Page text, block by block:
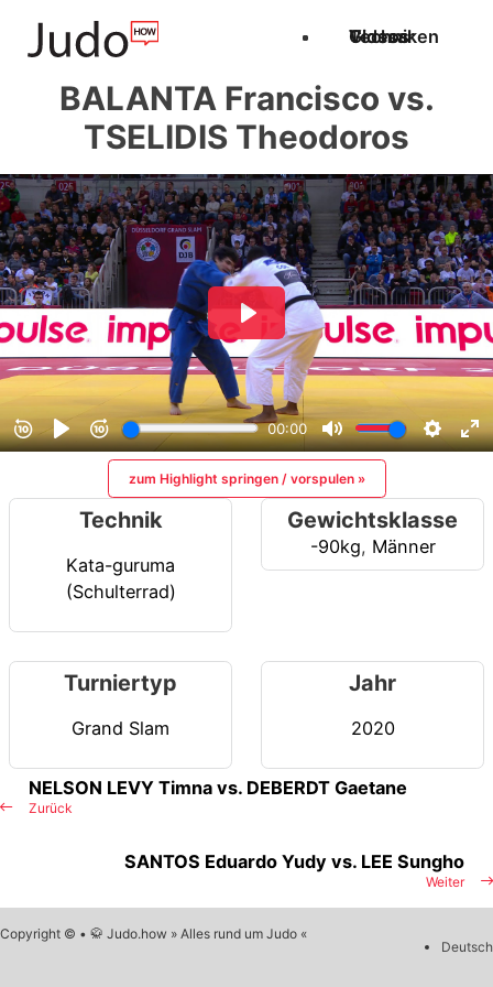
Techniken
Videos
Glossar
BALANTA Francisco vs.
TSELIDIS Theodoros
zum Highlight springen / vorspulen »
Technik
Kata-guruma
(Schulterrad)
Gewichtsklasse
-90kg, Männer
Turniertyp
Grand Slam
Jahr
2020
Zurück
NELSON LEVY Timna vs. DEBERDT Gaetane
Weiter
SANTOS Eduardo Yudy vs. LEE Sungho
Copyright © • 🥋 Judo.how » Alles rund um Judo «
Deutsch